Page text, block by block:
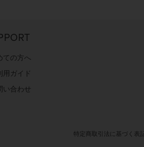
ての方へ
用ガイド
い合わせ
特定商取引法に基づく表記